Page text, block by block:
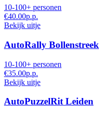
10-100+ personen
€40.00p.p.
Bekijk uitje
AutoRally Bollenstreek
10-100+ personen
€35.00p.p.
Bekijk uitje
AutoPuzzelRit Leiden